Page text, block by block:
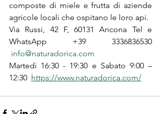
composte di miele e frutta di aziende
agricole locali che ospitano le loro api.
Via Russi, 42 F, 60131 Ancona Tel e
WhatsApp +39 3336836530
info@naturadorica.com
Martedi 16:30 - 19:30 e Sabato 9:00 –
12:30 https://www.naturadorica.com/